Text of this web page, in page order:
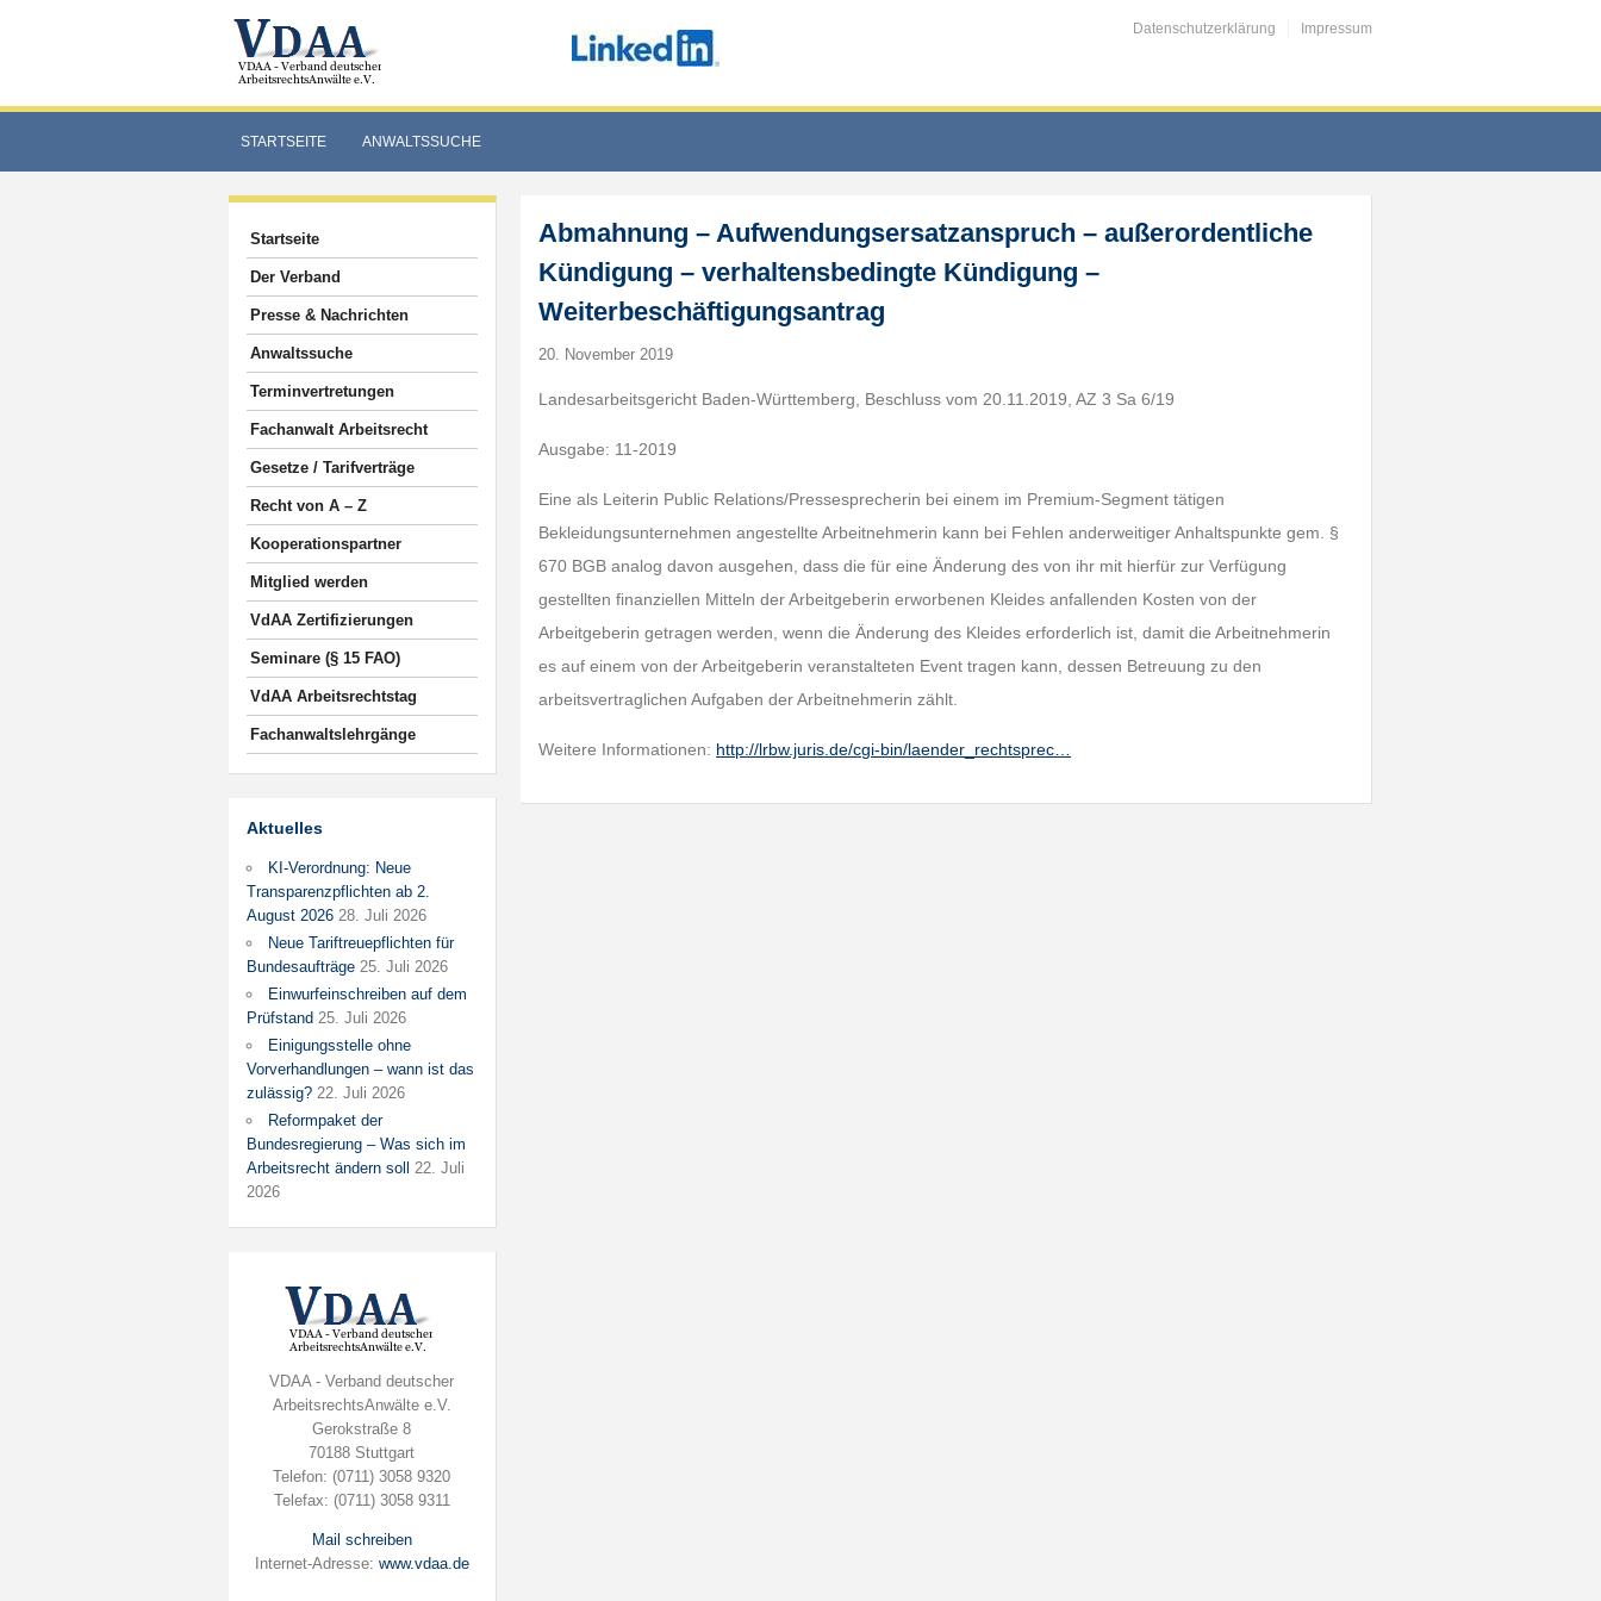
Datenschutzerklärung Impressum
STARTSEITE ANWALTSSUCHE
Startseite
Der Verband
Presse & Nachrichten
Anwaltssuche
Terminvertretungen
Fachanwalt Arbeitsrecht
Gesetze / Tarifverträge
Recht von A – Z
Kooperationspartner
Mitglied werden
VdAA Zertifizierungen
Seminare (§ 15 FAO)
VdAA Arbeitsrechtstag
Fachanwaltslehrgänge
Aktuelles
KI-Verordnung: Neue
Transparenzpflichten ab 2.
August 2026 28. Juli 2026
Neue Tariftreuepflichten für
Bundesaufträge 25. Juli 2026
Einwurfeinschreiben auf dem
Prüfstand 25. Juli 2026
Einigungsstelle ohne
Vorverhandlungen – wann ist das
zulässig? 22. Juli 2026
Reformpaket der
Bundesregierung – Was sich im
Arbeitsrecht ändern soll
22. Juli
2026
VDAA - Verband deutscher
ArbeitsrechtsAnwälte e.V.
Gerokstraße 8
70188 Stuttgart
Telefon: (0711) 3058 9320
Telefax: (0711) 3058 9311
Mail schreiben
Internet-Adresse: www.vdaa.de
Abmahnung – Aufwendungsersatzanspruch – außerordentliche
Kündigung – verhaltensbedingte Kündigung –
Weiterbeschäftigungsantrag
20. November 2019
Landesarbeitsgericht Baden-Württemberg, Beschluss vom 20.11.2019, AZ 3 Sa 6/19
Ausgabe: 11-2019
Eine als Leiterin Public Relations/Pressesprecherin bei einem im Premium-Segment tätigen
Bekleidungsunternehmen angestellte Arbeitnehmerin kann bei Fehlen anderweitiger Anhaltspunkte gem. §
670 BGB analog davon ausgehen, dass die für eine Änderung des von ihr mit hierfür zur Verfügung
gestellten finanziellen Mitteln der Arbeitgeberin erworbenen Kleides anfallenden Kosten von der
Arbeitgeberin getragen werden, wenn die Änderung des Kleides erforderlich ist, damit die Arbeitnehmerin
es auf einem von der Arbeitgeberin veranstalteten Event tragen kann, dessen Betreuung zu den
arbeitsvertraglichen Aufgaben der Arbeitnehmerin zählt.
Weitere Informationen: http://lrbw.juris.de/cgi-bin/laender_rechtsprec…